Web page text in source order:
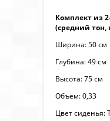
Комплект из
(средний
Ширина: 50 см
Глубина: 49 см
Высота: 75 см
Объём: 0,33
Цвет сиденья: